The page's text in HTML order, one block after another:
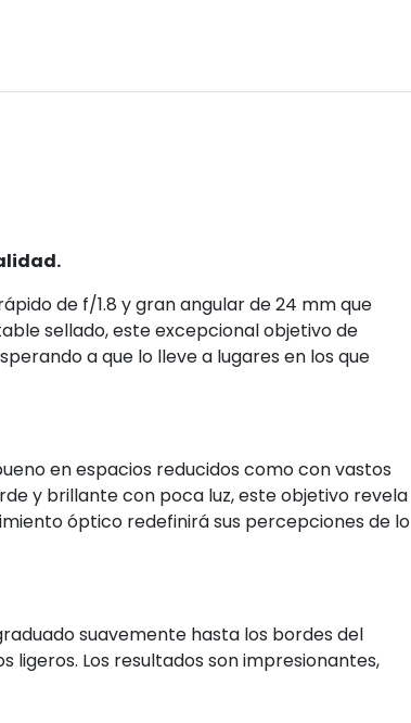
de f/1.8 y gran angular de 24 mm que
sellado, este excepcional objetivo de
a que lo lleve a lugares en los que
en espacios reducidos como con vastos
y brillante con poca luz, este objetivo revela
óptico redefinirá sus percepciones de lo
suavemente hasta los bordes del
Los resultados son impresionantes,